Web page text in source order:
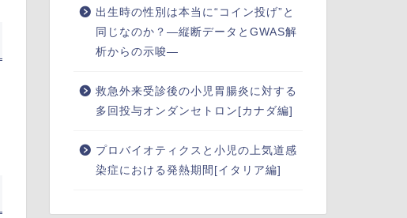
出生時の性別は本当に“コイン投げ”と
同じなのか？―縦断データとGWAS解
析からの示唆―
救急外来受診後の小児胃腸炎に対する
多回投与オンダンセトロン[カナダ編]
プロバイオティクスと小児の上気道感
染症における発熱期間[イタリア編]